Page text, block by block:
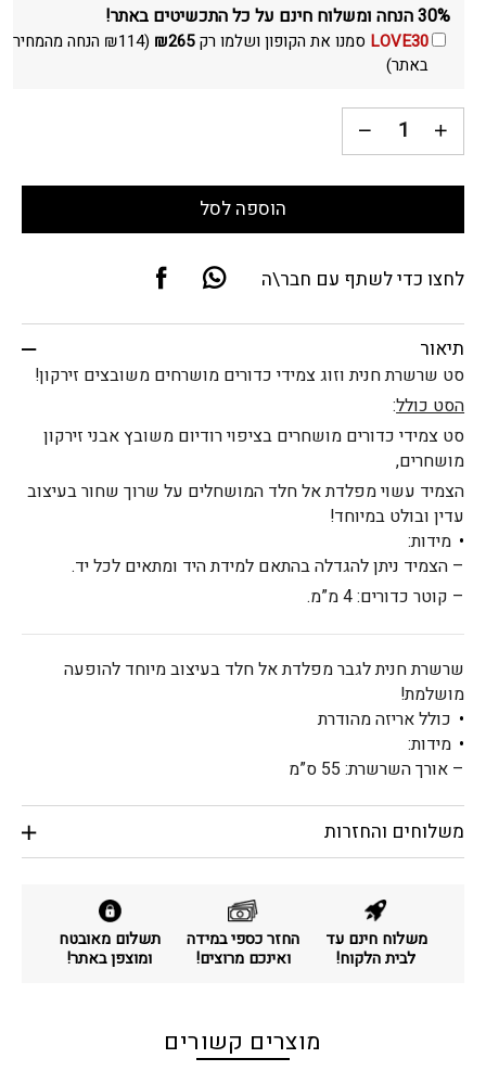
30% הנחה ומשלוח חינם על כל התכשיטים באתר!
LOVE30 סמנו את הקופון ושלמו רק ₪265
(
₪114
הנחה מהמחיר
באתר)
הוספה לסל
לחצו כדי לשתף עם חבר\ה
תיאור
סט שרשרת חנית וזוג צמידי כדורים מושרחים משובצים זירקון!
הסט כולל:
סט צמידי כדורים מושחרים בציפוי רודיום משובץ אבני זירקון
מושחרים,
הצמיד עשוי מפלדת אל חלד המושחלים על שרוך שחור בעיצוב
עדין ובולט במיוחד!
מידות:
– הצמיד ניתן להגדלה בהתאם למידת היד ומתאים לכל יד.
– קוטר כדורים: 4 מ”מ.
שרשרת חנית לגבר מפלדת אל חלד בעיצוב מיוחד להופעה
מושלמת!
כולל אריזה מהודרת
מידות:
– אורך השרשרת: 55 ס”מ
משלוחים והחזרות
משלוח חינם עד
לבית הלקוח!
החזר כספי במידה
ואינכם מרוצים!
תשלום מאובטח
ומוצפן באתר!
מוצרים קשורים